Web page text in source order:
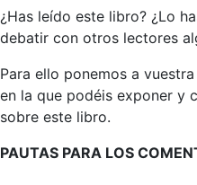
¿Has leído este libro? ¿Lo
debatir con otros lectores
Para ello ponemos a
en la que podéis exponer y
sobre este libro.
PAUTAS PARA LOS